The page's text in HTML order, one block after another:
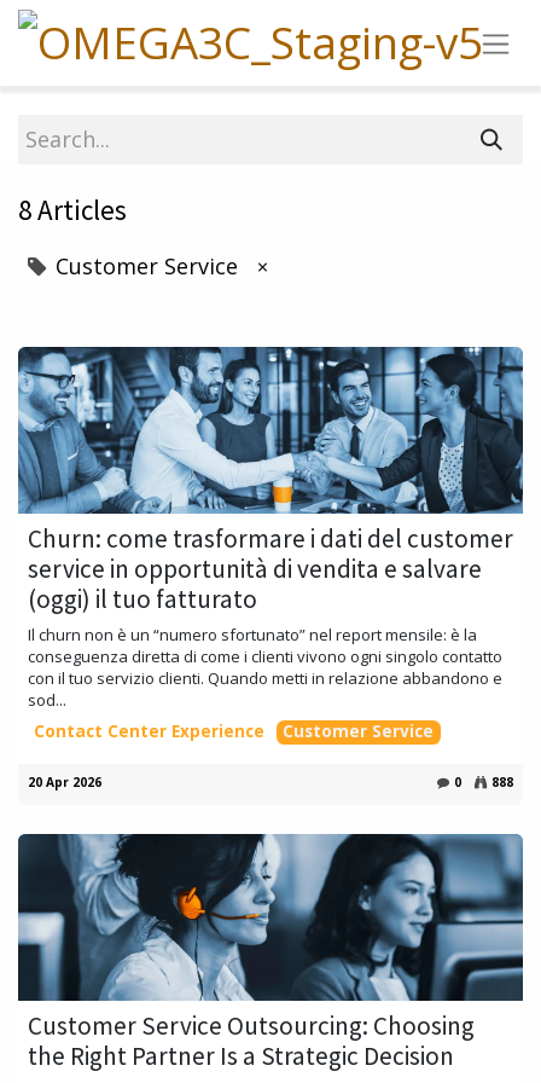
8 Articles
Customer Service ×
Churn: come trasformare i dati del customer
service in opportunità di vendita e salvare
(oggi) il tuo fatturato
Il churn non è un “numero sfortunato” nel report mensile: è la
conseguenza diretta di come i clienti vivono ogni singolo contatto
con il tuo servizio clienti. Quando metti in relazione abbandono e
sod...
Contact Center Experience
Customer Service
20 Apr 2026 0 888
Customer Service Outsourcing: Choosing
the Right Partner Is a Strategic Decision